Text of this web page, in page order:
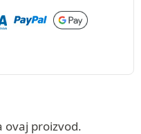
ovaj proizvod.